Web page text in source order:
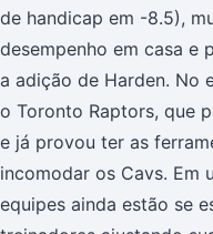
de handicap em -8.5),
desempenho em casa e
a adição de Harden. No
o Toronto Raptors, que
e já provou ter as
incomodar os Cavs. Em
equipes ainda estão se